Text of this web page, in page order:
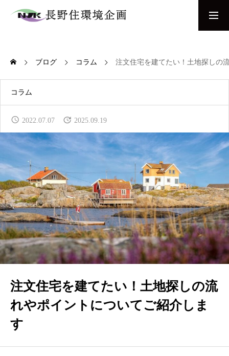
当社について
NEW BUILD
REFORM & RENOVATION
リフォーム・リノベーションをお考えの方へ
WORKS
施工事例
VOICE
お客様の声
FAQ
YOUTUBE
ブログ コラム 注文住宅を建てたい！土地探しの
コラム
2022.07.07 2025.09.19
注文住宅を建てたい！土地探しの流
れやポイントについてご紹介しま
す